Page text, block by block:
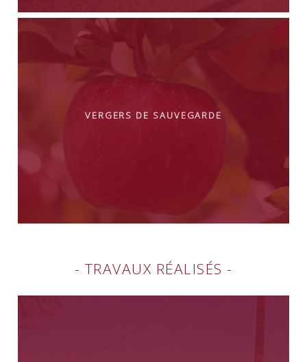
Vergers de sauvegarde
- Travaux réalisés -